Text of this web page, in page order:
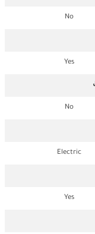
No
Yes
No
Electric
Yes